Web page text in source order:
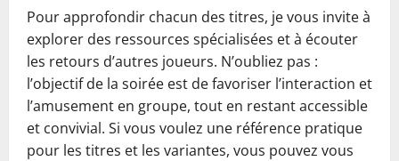
Pour approfondir chacun des titres, je vous invite à
explorer des ressources spécialisées et à écouter
les retours d’autres joueurs. N’oubliez pas :
l’objectif de la soirée est de favoriser l’interaction et
l’amusement en groupe, tout en restant accessible
et convivial. Si vous voulez une référence pratique
pour les titres et les variantes, vous pouvez vous